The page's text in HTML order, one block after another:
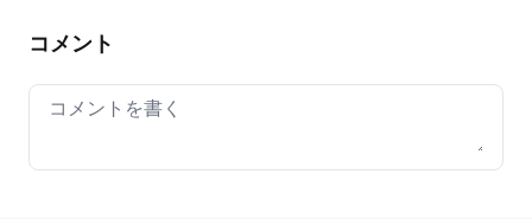
コメント
Your comment